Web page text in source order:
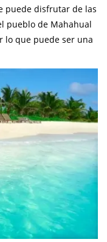
puede disfrutar de las
pueblo de Mahahual
lo que puede ser una